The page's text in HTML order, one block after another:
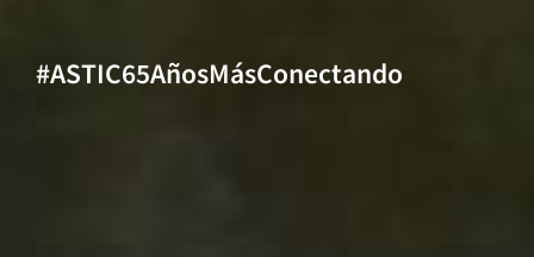
#ASTIC65AñosMásConectando